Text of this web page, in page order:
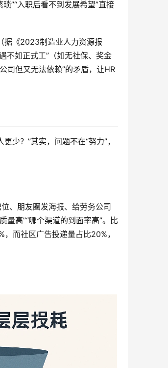
”“入职后看不到发展希望”直接
据《2023制造业人力资源报
不如正式工”（如无社保、奖金
司但又无法依赖”的矛盾，让HR
少？”其实，问题不在“努力”，
、朋友圈发海报、给劳务公司
量高”“哪个渠道的到面率高”。比
而社区广告投递量占比20%，